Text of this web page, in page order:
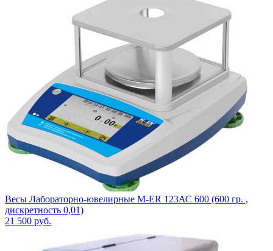
Весы Лабораторно-ювелирные M-ER 123АС 600 (600 гр. ,
дискретность 0,01)
21 500 руб.